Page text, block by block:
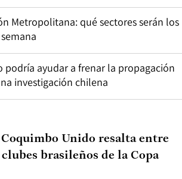
Metropolitana: qué sectores serán los
podría ayudar a frenar la propagación
investigación chilena
Unido resalta entre
brasileños de la Copa